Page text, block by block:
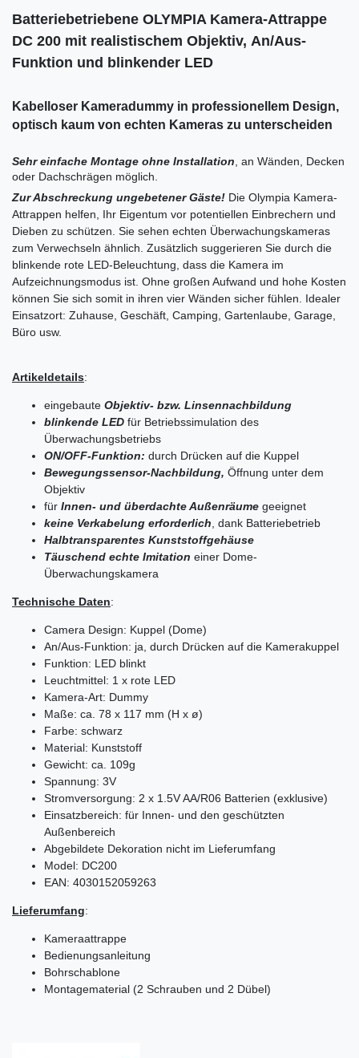
Batteriebetriebene OLYMPIA Kamera-Attrappe
DC 200 mit realistischem Objektiv, An/Aus-
Funktion und blinkender LED
Kabelloser Kameradummy in professionellem Design,
optisch kaum von echten Kameras zu unterscheiden
Sehr einfache Montage ohne Installation, an Wänden, Decken
oder Dachschrägen möglich.
Zur Abschreckung ungebetener Gäste! Die Olympia Kamera-
Attrappen helfen, Ihr Eigentum vor potentiellen Einbrechern und
Dieben zu schützen. Sie sehen echten Überwachungskameras
zum Verwechseln ähnlich. Zusätzlich suggerieren Sie durch die
blinkende rote LED-Beleuchtung, dass die Kamera im
Aufzeichnungsmodus ist. Ohne großen Aufwand und hohe Kosten
können Sie sich somit in ihren vier Wänden sicher fühlen. Idealer
Einsatzort: Zuhause, Geschäft, Camping, Gartenlaube, Garage,
Büro usw.
Artikeldetails:
eingebaute Objektiv- bzw. Linsennachbildung
blinkende LED für Betriebssimulation des
Überwachungsbetriebs
ON/OFF-Funktion: durch Drücken auf die Kuppel
Bewegungssensor-Nachbildung, Öffnung unter dem
Objektiv
für Innen- und überdachte Außenräume geeignet
keine Verkabelung erforderlich, dank Batteriebetrieb
Halbtransparentes Kunststoffgehäuse
Täuschend echte Imitation einer Dome-
Überwachungskamera
Technische Daten:
Camera Design: Kuppel (Dome)
An/Aus-Funktion: ja, durch Drücken auf die Kamerakuppel
Funktion: LED blinkt
Leuchtmittel: 1 x rote LED
Kamera-Art: Dummy
Maße: ca. 78 x 117 mm (H x ø)
Farbe: schwarz
Material: Kunststoff
Gewicht: ca. 109g
Spannung: 3V
Stromversorgung: 2 x 1.5V AA/R06 Batterien (exklusive)
Einsatzbereich: für Innen- und den geschützten
Außenbereich
Abgebildete Dekoration nicht im Lieferumfang
Model: DC200
EAN: 4030152059263
Lieferumfang:
Kameraattrappe
Bedienungsanleitung
Bohrschablone
Montagematerial (2 Schrauben und 2 Dübel)